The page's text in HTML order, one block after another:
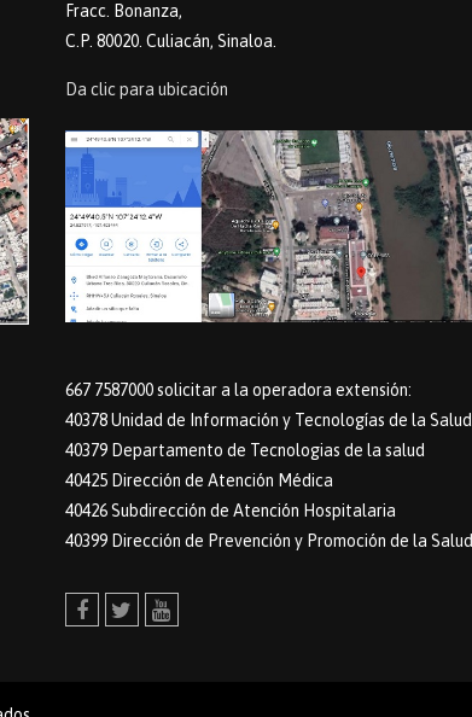
Fracc. Bonanza,
C.P. 80020. Culiacán, Sinaloa.
Da clic para ubicación
667 7587000 solicitar a la operadora extensión:
40378 Unidad de Información y Tecnologías de la Salud
40379 Departamento de Tecnologias de la salud
40425 Dirección de Atención Médica
40426 Subdirección de Atención Hospitalaria
40399 Dirección de Prevención y Promoción de la Salud